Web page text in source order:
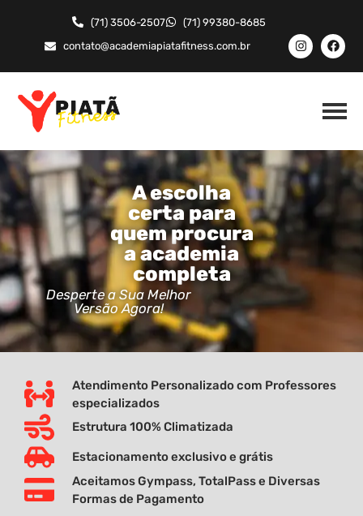
(71) 3506-2507
(71) 99380-8685
contato@academiapiatafitness.com.br
A escolha
certa para
quem procura
a academia
completa
Desperte a Sua Melhor
Versão Agora!
Atendimento Personalizado com Professores
especializados
Estrutura 100% Climatizada
Estacionamento exclusivo e grátis
Aceitamos Gympass, TotalPass e Diversas
Formas de Pagamento